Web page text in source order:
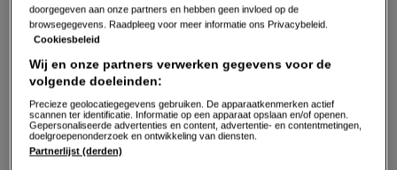
doorgegeven aan onze partners en hebben geen invloed op de
browsegegevens. Raadpleeg voor meer informatie ons Privacybeleid.
Cookiesbeleid
Wij en onze partners verwerken gegevens voor de
volgende doeleinden:
Precieze geolocatiegegevens gebruiken. De apparaatkenmerken actief
scannen ter identificatie. Informatie op een apparaat opslaan en/of openen.
Gepersonaliseerde advertenties en content, advertentie- en contentmetingen,
doelgroepenonderzoek en ontwikkeling van diensten.
Partnerlijst (derden)